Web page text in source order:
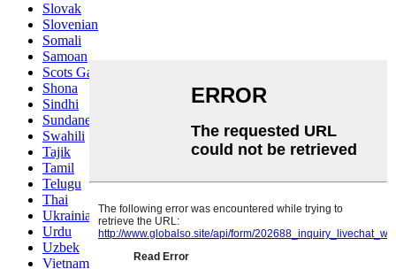
Slovak
Slovenian
Somali
Samoan
Scots Gaelic
Shona
Sindhi
Sundanese
Swahili
Tajik
Tamil
Telugu
Thai
Ukrainian
Urdu
Uzbek
Vietnamese